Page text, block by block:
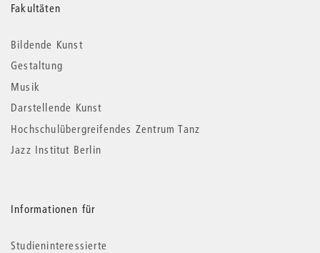
Weitere
Informationen
Fakultäten
Bildende Kunst
Gestaltung
Musik
Darstellende Kunst
Hochschulübergreifendes Zentrum Tanz
Jazz Institut Berlin
Informationen für
Studieninteressierte